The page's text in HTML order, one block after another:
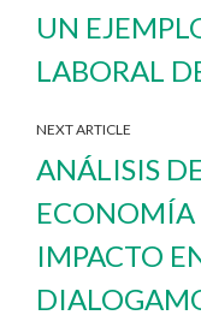
UN
LABORAL
NEXT ARTICLE
ANÁLISIS
ECONOMÍA
IMPACTO